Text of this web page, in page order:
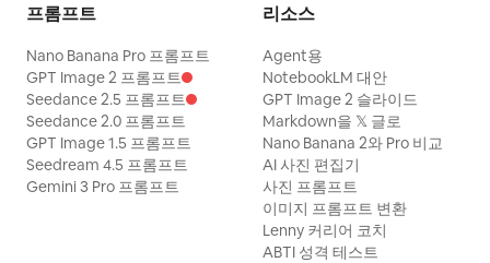
프롬프트
Nano Banana Pro 프롬프트
GPT Image 2 프롬프트
Seedance 2.5 프롬프트
Seedance 2.0 프롬프트
GPT Image 1.5 프롬프트
Seedream 4.5 프롬프트
Gemini 3 Pro 프롬프트
리소스
Agent용
NotebookLM 대안
GPT Image 2 슬라이드
Markdown을 𝕏 글로
Nano Banana 2와 Pro 비교
AI 사진 편집기
사진 프롬프트
이미지 프롬프트 변환
Lenny 커리어 코치
ABTI 성격 테스트